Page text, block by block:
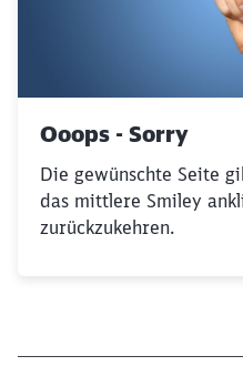
Ooops - Sorry
Die gewünschte Seite
das mittlere Smiley
zurückzukehren.